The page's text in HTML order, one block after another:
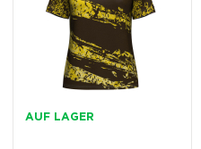
AUF LAGER